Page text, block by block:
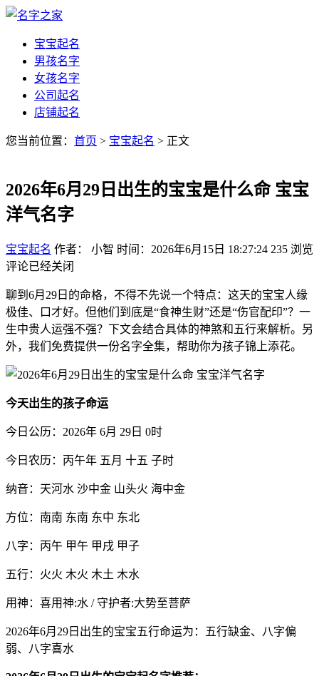
宝宝起名
男孩名字
女孩名字
公司起名
店铺起名
您当前位置： 首页 > 宝宝起名 > 正文
2026年6月29日出生的宝宝是什么命 宝宝
洋气名字
宝宝起名 作者： 小智 时间：2026年6月15日 18:27:24 235 浏览
评论已经关闭
聊到6月29日的命格，不得不先说一个特点：这天的宝宝人缘
极佳、口才好。但他们到底是“食神生财”还是“伤官配印”？一
生中贵人运强不强？下文会结合具体的神煞和五行来解析。另
外，我们免费提供一份名字全集，帮助你为孩子锦上添花。
今天出生的孩子命运
今日公历：2026年 6月 29日 0时
今日农历：丙午年 五月 十五 子时
纳音：天河水 沙中金 山头火 海中金
方位：南南 东南 东中 东北
八字：丙午 甲午 甲戌 甲子
五行：火火 木火 木土 木水
用神：喜用神:水 / 守护者:大势至菩萨
2026年6月29日出生的宝宝五行命运为：五行缺金、八字偏
弱、八字喜水